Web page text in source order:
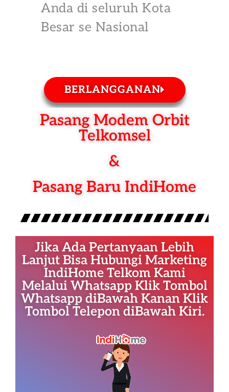
Anda di seluruh Kota
Besar se Nasional
BERLANGGANAN
Pasang Modem Orbit
Telkomsel
&
Pasang Baru IndiHome
Jika Ada Pertanyaan Lebih
Lanjut Bisa Hubungi Marketing
IndiHome Telkom Kami
Melalui Whatsapp Klik Tombol
Whatsapp diBawah Kanan Klik
Tombol Telepon diBawah Kiri.